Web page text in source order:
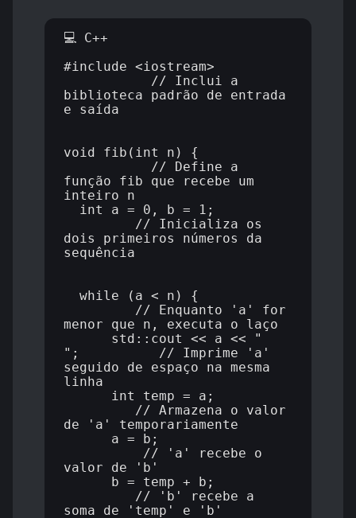
💻 C++
#include <iostream>
// Inclui a
biblioteca padrão de entrada
e saída
void fib(int n) {
// Define a
função fib que recebe um
inteiro n
int a = 0, b = 1;
// Inicializa os
dois primeiros números da
sequência
while (a < n) {
// Enquanto 'a' for
menor que n, executa o laço
std::cout << a << "
";          // Imprime 'a'
seguido de espaço na mesma
linha
int temp = a;
// Armazena o valor
de 'a' temporariamente
a = b;
// 'a' recebe o
valor de 'b'
b = temp + b;
// 'b' recebe a
soma de 'temp' e 'b'